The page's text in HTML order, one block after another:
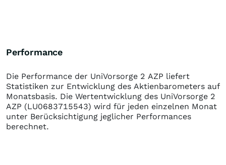
Performance
Die Performance der UniVorsorge 2 AZP liefert
Statistiken zur Entwicklung des Aktienbarometers auf
Monatsbasis. Die Wertentwicklung des UniVorsorge 2
AZP (LU0683715543) wird für jeden einzelnen Monat
unter Berücksichtigung jeglicher Performances
berechnet.